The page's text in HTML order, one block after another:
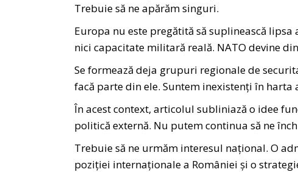
Trebuie să ne apărăm singuri.
Europa nu este pregătită să suplinească
nici capacitate militară reală. NATO devine
Se formează deja grupuri regionale de
facă parte din ele. Suntem inexistenți în
În acest context, articolul subliniază o idee
politică externă. Nu putem continua să ne
Trebuie să ne urmăm interesul național. O
poziției internaționale a României și o